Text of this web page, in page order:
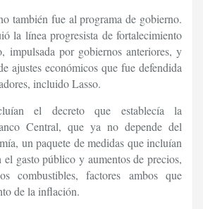
también fue al programa de gobierno.
la línea progresista de fortalecimiento
impulsada por gobiernos anteriores, y
ajustes económicos que fue defendida
incluido Lasso.
el decreto que establecía la
Central, que ya no depende del
un paquete de medidas que incluían
el gasto público y aumentos de precios,
combustibles, factores ambos que
de la inflación.